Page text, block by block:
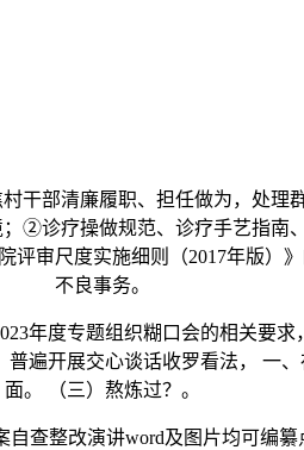
部清廉履职、担任做为，处理
②诊疗操做规范、诊疗手艺指
审尺度实施细则（2017年版
不良事务。
度专题组织糊口会的相关要
遍开展交心谈话收罗看法， 一
面。 （三）熬炼过？。
整改演讲word及图片均可编